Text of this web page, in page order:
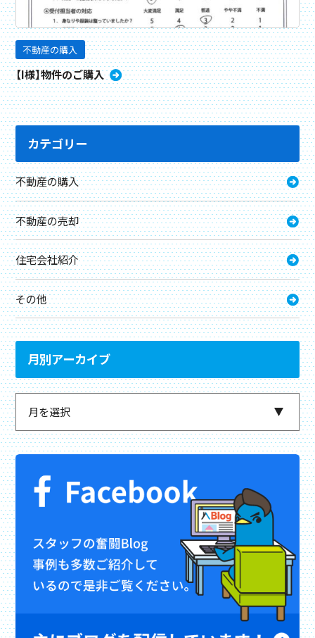
不動産の購入
【I様】物件のご購入
カテゴリー
不動産の購入
不動産の売却
住宅会社紹介
その他
月別アーカイブ